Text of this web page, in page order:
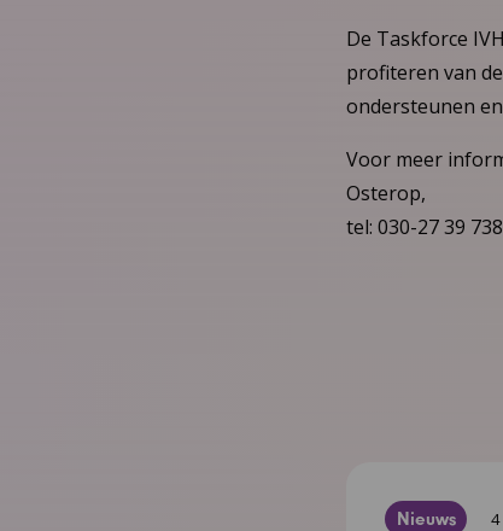
De Taskforce
profiteren van
ondersteunen
Voor meer
Osterop,
tel: 030-27 39
Nieuws